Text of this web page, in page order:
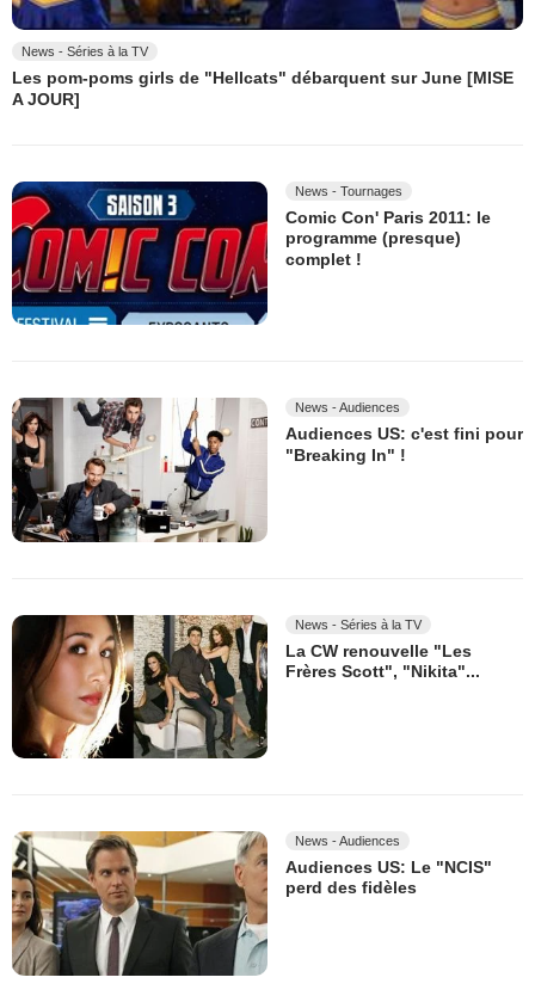
News - Séries à la TV
Les pom-poms girls de "Hellcats" débarquent sur June [MISE
A JOUR]
News - Tournages
Comic Con' Paris 2011: le
programme (presque)
complet !
News - Audiences
Audiences US: c'est fini pour
"Breaking In" !
News - Séries à la TV
La CW renouvelle "Les
Frères Scott", "Nikita"...
News - Audiences
Audiences US: Le "NCIS"
perd des fidèles